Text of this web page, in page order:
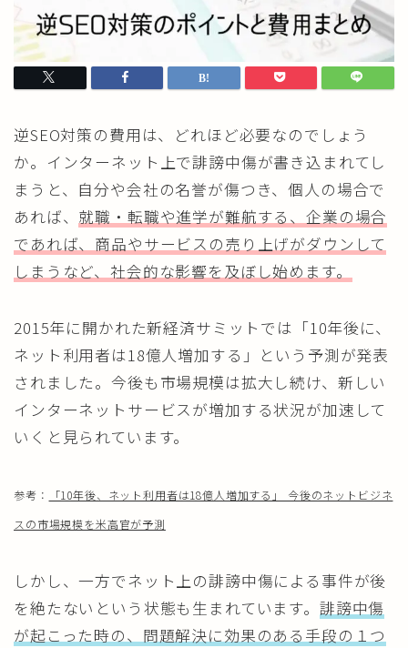
逆SEO対策の費用は、どれほど必要なのでしょう
か。インターネット上で誹謗中傷が書き込まれてし
まうと、自分や会社の名誉が傷つき、個人の場合で
あれば、 就職・転職や進学が難航する、企業の場合
であれば、商品やサービスの売り上げがダウンして
しまうなど、社会的な影響を及ぼし始めます。
2015年に開かれた新経済サミットでは「10年後に、
ネット利用者は18億人増加する」という予測が発表
されました。今後も市場規模は拡大し続け、新しい
インターネットサービスが増加する状況が加速して
いくと見られています。
参考：
「10年後、ネット利用者は18億人増加する」 今後のネットビジネ
スの市場規模を米高官が予測
しかし、一方でネット上の誹謗中傷による事件が後
を絶たないという状態も生まれています。 誹謗中傷
が起こった時の、問題解決に効果のある手段の１つ